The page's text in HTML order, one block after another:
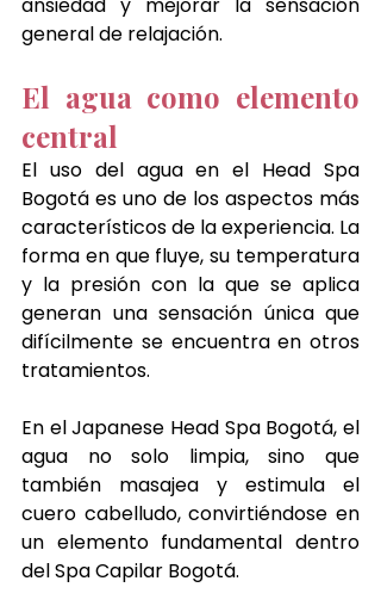
general de relajación.
El agua como elemento
central
El uso del agua en el Head Spa
Bogotá es uno de los aspectos más
característicos de la experiencia. La
forma en que fluye, su temperatura
y la presión con la que se aplica
generan una sensación única que
difícilmente se encuentra en otros
tratamientos.
En el Japanese Head Spa Bogotá, el
agua no solo limpia, sino que
también masajea y estimula el
cuero cabelludo, convirtiéndose en
un elemento fundamental dentro
del Spa Capilar Bogotá.